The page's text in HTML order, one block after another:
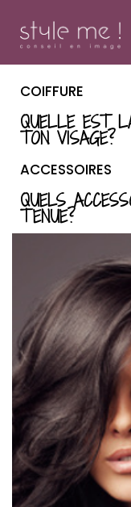
COIFFURE
QUELLE EST
TON VISAGE?
ACCESSOIRES
QUELS
TENUE?